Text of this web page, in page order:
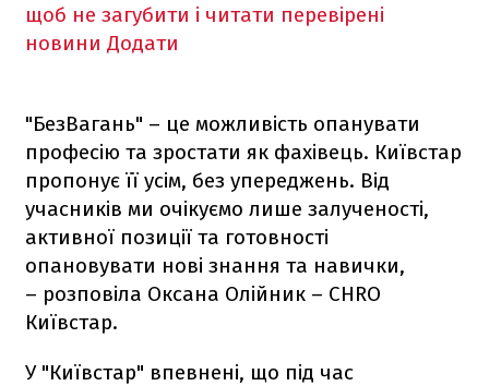
щоб не загубити і читати перевірені
новини Додати
"БезВагань" – це можливість опанувати
професію та зростати як фахівець. Київстар
пропонує її усім, без упереджень. Від
учасників ми очікуємо лише залученості,
активної позиції та готовності
опановувати нові знання та навички,
– розповіла Оксана Олійник – CHRO
Київстар.
У "Київстар" впевнені, що під час